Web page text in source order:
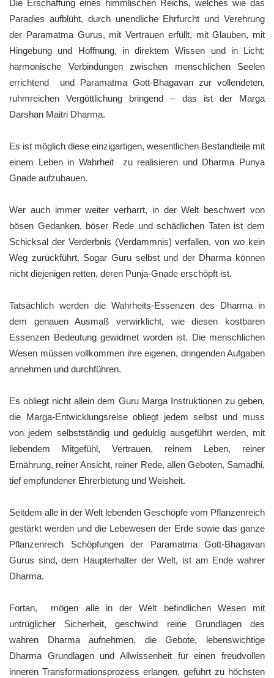
Die Erschaffung eines himmlischen Reichs, welches wie das
Paradies aufblüht, durch unendliche Ehrfurcht und Verehrung
der Paramatma Gurus, mit Vertrauen erfüllt, mit Glauben, mit
Hingebung und Hoffnung, in direktem Wissen und in Licht;
harmonische Verbindungen zwischen menschlichen Seelen
errichtend und Paramatma Gott-Bhagavan zur vollendeten,
ruhmreichen Vergöttlichung bringend – das ist der Marga
Darshan Maitri Dharma.
Es ist möglich diese einzigartigen, wesentlichen Bestandteile mit
einem Leben in Wahrheit zu realisieren und Dharma Punya
Gnade aufzubauen.
Wer auch immer weiter verharrt, in der Welt beschwert von
bösen Gedanken, böser Rede und schädlichen Taten ist dem
Schicksal der Verderbnis (Verdammnis) verfallen, von wo kein
Weg zurückführt. Sogar Guru selbst und der Dharma können
nicht diejenigen retten, deren Punja-Gnade erschöpft ist.
Tatsächlich werden die Wahrheits-Essenzen des Dharma in
dem genauen Ausmaß verwirklicht, wie diesen kostbaren
Essenzen Bedeutung gewidmet worden ist. Die menschlichen
Wesen müssen vollkommen ihre eigenen, dringenden Aufgaben
annehmen und durchführen.
Es obliegt nicht allein dem Guru Marga Instruktionen zu geben,
die Marga-Entwicklungsreise obliegt jedem selbst und muss
von jedem selbstständig und geduldig ausgeführt werden, mit
liebendem Mitgefühl, Vertrauen, reinem Leben, reiner
Ernährung, reiner Ansicht, reiner Rede, allen Geboten, Samadhi,
tief empfundener Ehrerbietung und Weisheit.
Seitdem alle in der Welt lebenden Geschöpfe vom Pflanzenreich
gestärkt werden und die Lebewesen der Erde sowie das ganze
Pflanzenreich Schöpfungen der Paramatma Gott-Bhagavan
Gurus sind, dem Haupterhalter der Welt, ist am Ende wahrer
Dharma.
Fortan, mögen alle in der Welt befindlichen Wesen mit
untrüglicher Sicherheit, geschwind reine Grundlagen des
wahren Dharma aufnehmen, die Gebote, lebenswichtige
Dharma Grundlagen und Allwissenheit für einen freudvollen
inneren Transformationsprozess erlangen, geführt zu höchsten